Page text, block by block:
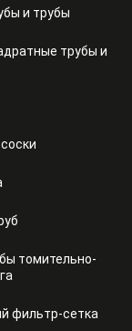
и трубы
трубы и
томительно-
фильтр-сетка